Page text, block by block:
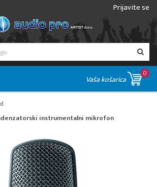
Prijavite se
Vaša košarica
0
instrumentalni mikrofon